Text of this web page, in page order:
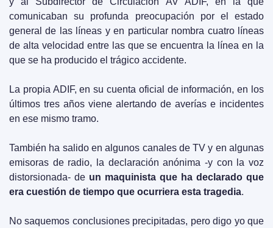
comunicaban su profunda preocupación por el estado
general de las líneas y en particular nombra cuatro líneas
de alta velocidad entre las que se encuentra la línea en la
que se ha producido el trágico accidente.
La propia ADIF, en su cuenta oficial de información, en los
últimos tres años viene alertando de averías e incidentes
en ese mismo tramo.
También ha salido en algunos canales de TV y en algunas
emisoras de radio, la declaración anónima -y con la voz
distorsionada- de un maquinista que ha declarado que
era cuestión de tiempo que ocurriera esta tragedia.
No saquemos conclusiones precipitadas, pero digo yo que